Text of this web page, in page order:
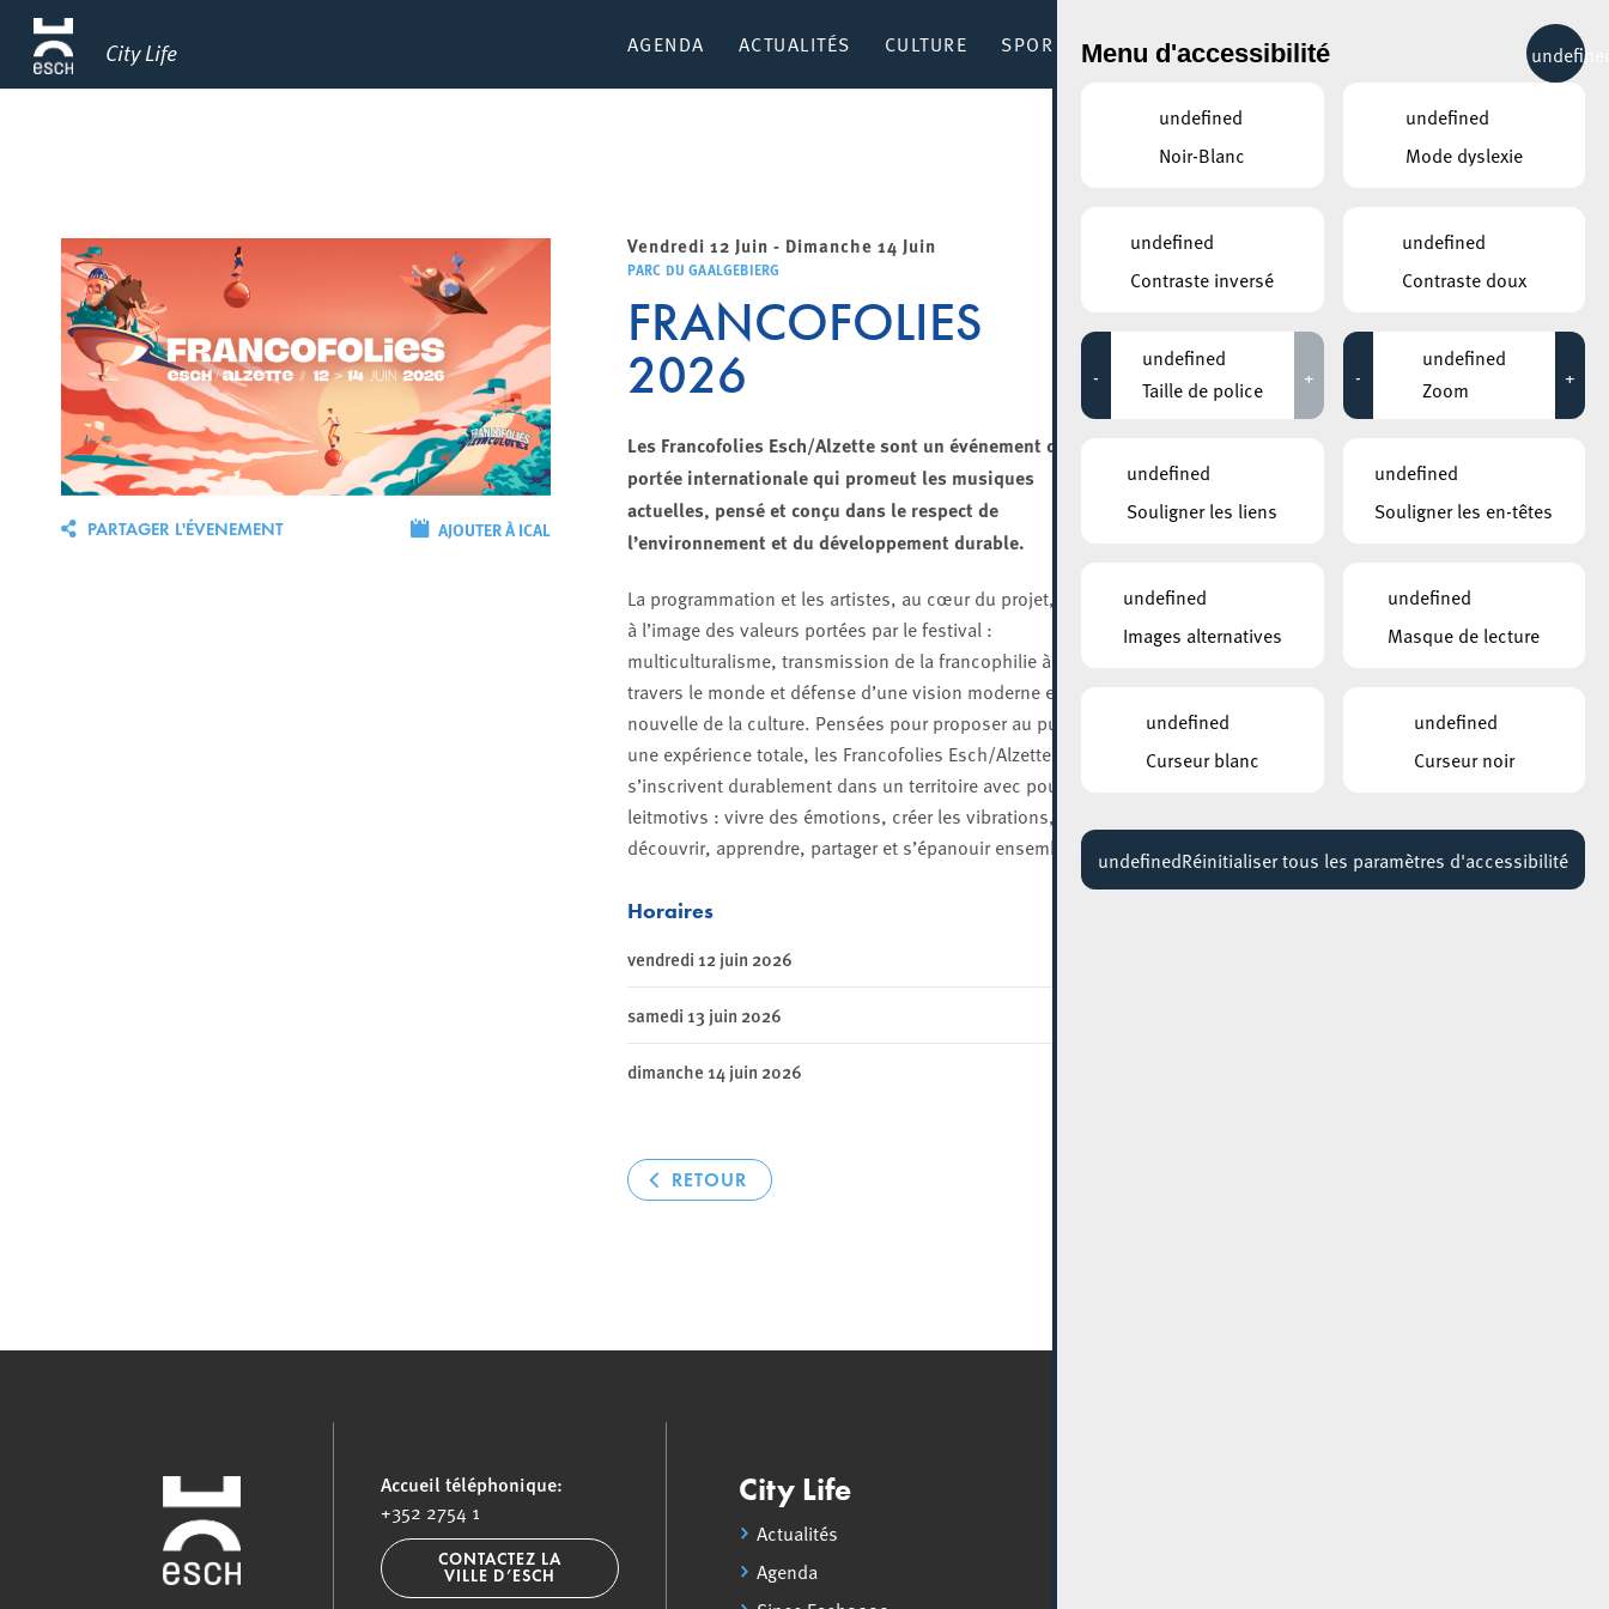
City Life AGENDA ACTUALITÉS CULTURE SPORT & RÉCRÉATION MOBILITÉ
AJOUTER À ICAL
PARTAGER L'ÉVENEMENT
Vendredi 12 Juin - Dimanche 14 Juin
PARC DU GAALGEBIERG
FRANCOFOLIES
2026
Les Francofolies Esch/Alzette sont un événement de
portée internationale qui promeut les musiques
actuelles, pensé et conçu dans le respect de
l’environnement et du développement durable.
La programmation et les artistes, au cœur du projet, sont
à l’image des valeurs portées par le festival :
multiculturalisme, transmission de la francophilie à
travers le monde et défense d’une vision moderne et
nouvelle de la culture. Pensées pour proposer au public
une expérience totale, les Francofolies Esch/Alzette
s’inscrivent durablement dans un territoire avec pour
leitmotivs : vivre des émotions, créer les vibrations,
découvrir, apprendre, partager et s’épanouir ensemble !
Horaires
vendredi 12 juin 2026
samedi 13 juin 2026
dimanche 14 juin 2026
RETOUR
AUTRES ÉVÉNEMENTS
ROCKHAL – ETABLISSEMENT PUBLIC
CENTRE DE MUSIQUES AMPLIFIÉES
Giovanni Zarrella
18 avril 2027
Concert gourmand
07 novembre 2026
CENTRE CULTUREL KULTURFABRIK ESCH
Kid Francescoli
Accueil téléphonique:
+352 2754 1
CONTACTEZ LA
VILLE D’ESCH
City Life
Actualités
Agenda
17°C
Menu d'accessibilité
undefined
Noir-Blanc
undefined
Mode dyslexie
undefined
Contraste inversé
undefined
Contraste doux
-
undefined
Taille de police
+ -
undefined
Zoom
+
undefined
Souligner les liens
undefined
Souligner les en-têtes
undefined
Images alternatives
undefined
Masque de lecture
undefined
Curseur blanc
undefined
Curseur noir
undefinedRéinitialiser tous les paramètres d'accessibilité